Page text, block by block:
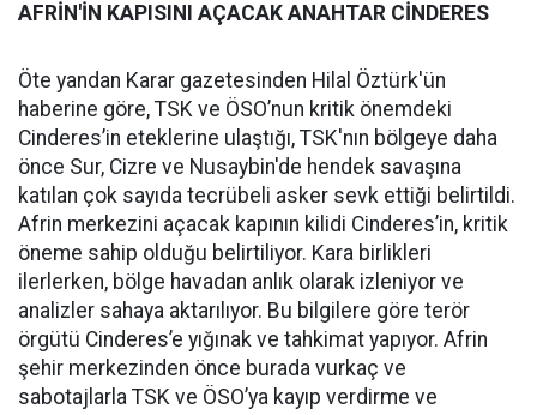
AFRİN'İN KAPISINI AÇACAK ANAHTAR CİNDERES
Öte yandan Karar gazetesinden Hilal Öztürk'ün
haberine göre, TSK ve ÖSO’nun kritik önemdeki
Cinderes’in eteklerine ulaştığı, TSK'nın bölgeye daha
önce Sur, Cizre ve Nusaybin'de hendek savaşına
katılan çok sayıda tecrübeli asker sevk ettiği belirtildi.
Afrin merkezini açacak kapının kilidi Cinderes’in, kritik
öneme sahip olduğu belirtiliyor. Kara birlikleri
ilerlerken, bölge havadan anlık olarak izleniyor ve
analizler sahaya aktarılıyor. Bu bilgilere göre terör
örgütü Cinderes’e yığınak ve tahkimat yapıyor. Afrin
şehir merkezinden önce burada vurkaç ve
sabotajlarla TSK ve ÖSO’ya kayıp verdirme ve